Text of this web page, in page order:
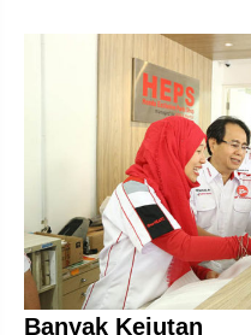
Banyak Kejutan